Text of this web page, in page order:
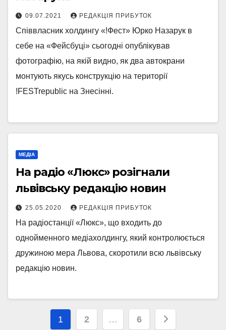
09.07.2021 РЕДАКЦІЯ ПРИБУТОК
Співвласник холдингу «!Фест» Юрко Назарук в
себе на «Фейсбуці» сьогодні опублікував
фотографію, на якій видно, як два автокрани
монтують якусь конструкцію на території
!FESTrepublic на Знесінні.
МЕДІА
На радіо «Люкс» розігнали
львівську редакцію новин
25.05.2020 РЕДАКЦІЯ ПРИБУТОК
На радіостанції «Люкс», що входить до
однойменного медіахолдингу, який контролюється
дружиною мера Львова, скоротили всю львівську
редакцію новин.
Posts
1 2 … 6